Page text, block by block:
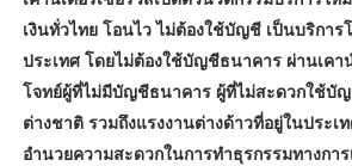
เงินทั่วไทย โอนไว ไม่ต้องใช้บัญชี เป็นบริกา
ประเทศ โดยไม่ต้องใช้บัญชีธนาคาร ผ่านเคา
โจทย์ผู้ที่ไม่มีบัญชีธนาคาร ผู้ที่ไม่สะดวกใช้บั
ต่างชาติ รวมถึงแรงงานต่างด้าวที่อยู่ในประเ
อำนวยความสะดวกในการทำธุรกรรมทางการ